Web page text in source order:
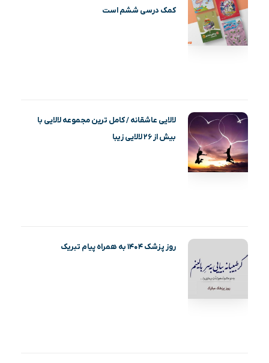
کمک درسی ششم است
لالایی عاشقانه / کامل ترین مجموعه لالایی با
بیش از ۲۶ لالایی زیبا
روز پزشک ۱۴۰۴ به همراه پیام تبریک